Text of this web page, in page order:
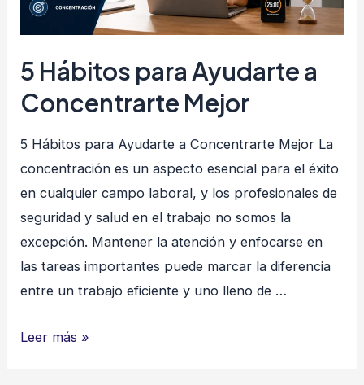
5 Hábitos para Ayudarte a
Concentrarte Mejor
5 Hábitos para Ayudarte a Concentrarte Mejor La
concentración es un aspecto esencial para el éxito
en cualquier campo laboral, y los profesionales de
seguridad y salud en el trabajo no somos la
excepción. Mantener la atención y enfocarse en
las tareas importantes puede marcar la diferencia
entre un trabajo eficiente y uno lleno de …
5Leer más »